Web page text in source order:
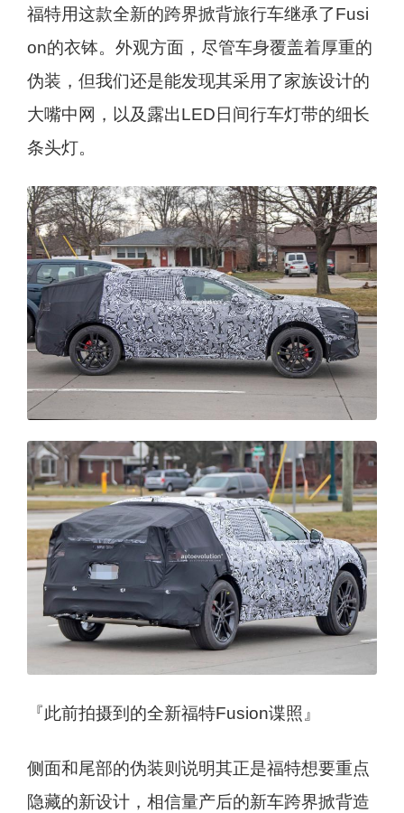
福特用这款全新的跨界掀背旅行车继承了Fusi
on的衣钵。外观方面，尽管车身覆盖着厚重的
伪装，但我们还是能发现其采用了家族设计的
大嘴中网，以及露出LED日间行车灯带的细长
条头灯。
『此前拍摄到的全新福特Fusion谍照』
侧面和尾部的伪装则说明其正是福特想要重点
隐藏的新设计，相信量产后的新车跨界掀背造